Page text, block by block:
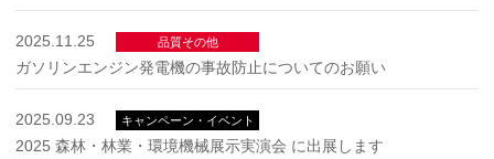
2025.11.25 品質その他
ガソリンエンジン発電機の事故防止についてのお願い
2025.09.23 キャンペーン・イベント
2025 森林・林業・環境機械展示実演会 に出展します